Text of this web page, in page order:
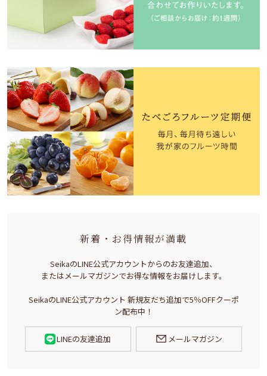
新着・お得情報が満載
SeikaのLINE公式アカウントからのお友達追加、
またはメールマガジンでお得な情報をお届けします。
SeikaのLINE公式アカウント 新規友だち追加で5％OFFクーポ
ン配布中！
LINEの友達追加 メールマガジン